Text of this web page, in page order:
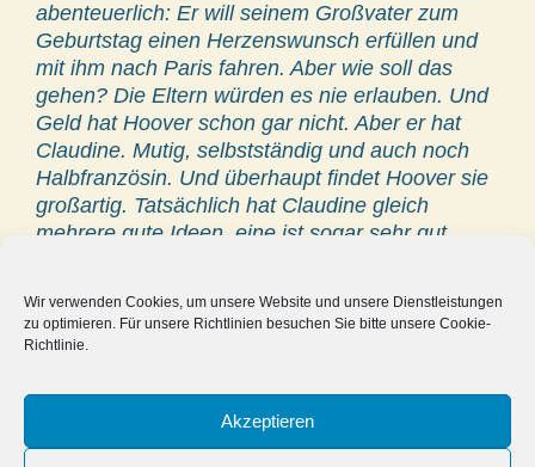
Wir verwenden Cookies, um unsere Website und unsere Dienstleistungen
zu optimieren. Für unsere Richtlinien besuchen Sie bitte unsere Cookie-
Richtlinie.
Akzeptieren
abenteuerlich: Er will seinem Großvater zum
Geburtstag einen Herzenswunsch erfüllen und
mit ihm nach Paris fahren. Aber wie soll das
gehen? Die Eltern würden es nie erlauben. Und
Geld hat Hoover schon gar nicht. Aber er hat
Claudine. Mutig, selbstständig und auch noch
Halbfranzösin. Und überhaupt findet Hoover sie
großartig. Tatsächlich hat Claudine gleich
mehrere gute Ideen, eine ist sogar sehr gut,
Schließlich geht es doch um den Großvater!
29.09.2016